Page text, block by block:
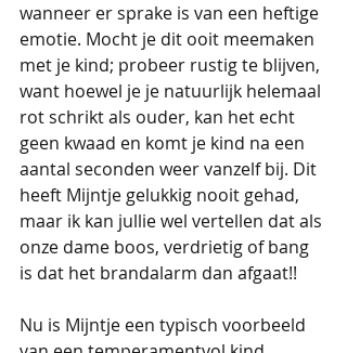
wanneer er sprake is van een heftige
emotie. Mocht je dit ooit meemaken
met je kind; probeer rustig te blijven,
want hoewel je je natuurlijk helemaal
rot schrikt als ouder, kan het echt
geen kwaad en komt je kind na een
aantal seconden weer vanzelf bij. Dit
heeft Mijntje gelukkig nooit gehad,
maar ik kan jullie wel vertellen dat als
onze dame boos, verdrietig of bang
is dat het brandalarm dan afgaat!!
Nu is Mijntje een typisch voorbeeld